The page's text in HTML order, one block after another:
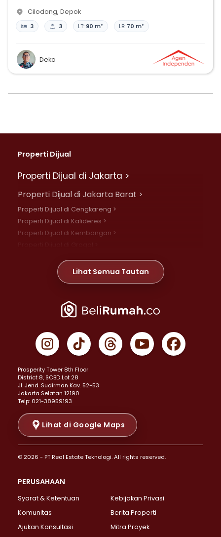
Cilodong, Depok
3 3 LT: 90 m² LB: 70 m²
Deka
Properti Dijual
Properti Dijual di Jakarta >
Properti Dijual di Jakarta Barat >
Properti Dijual di Cengkareng >
Properti Dijual di Kalideres >
Properti Dijual di Kembangan >
Properti Dijual di Meruya >
Properti Dijual di Jelambar >
Properti Dijual di Jakarta Pusat >
Properti Dijual di Gambir >
Properti Dijual di Johar Baru >
Properti Dijual di Menteng >
Properti Dijual di Senen >
Properti Dijual di Tanah Abang >
Properti Dijual di Cikini >
Properti Dijual di Kramat >
Properti Dijual di Pasar Baru >
Properti Dijual di Bendungan Hilir >
Properti Dijual di Jakarta Selatan >
Properti Dijual di Lebak Bulus >
Properti Dijual di Gandaria Selatan >
Properti Dijual di Pondok Labu >
Lihat Semua Tautan
Prosperity Tower 8th Floor
District 8, SCBD Lot 28
JI. Jend. Sudirman Kav. 52-53
Jakarta Selatan 12190
Telp: 021-38959193
Lihat di Google Maps
© 2026 - PT Real Estate Teknologi. All rights reserved.
PERUSAHAAN
Syarat & Ketentuan
Kebijakan Privasi
Komunitas
Berita Properti
Ajukan Konsultasi
Mitra Proyek